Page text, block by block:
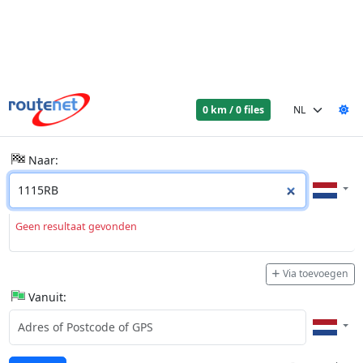
0 km / 0 files
Naar:
Geen resultaat gevonden
Via toevoegen
Vanuit: